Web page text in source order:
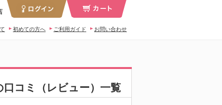
お問い合わせ
ご利用ガイド
初めての方へ
コミ（レビュー）一覧